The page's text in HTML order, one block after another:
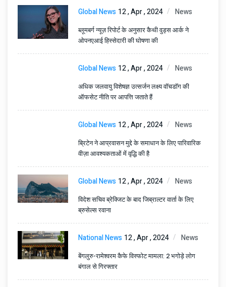
Global News 12 , Apr , 2024 News
ब्लूमबर्ग न्यूज़ रिपोर्ट के अनुसार कैथी वुड्स आर्क ने
ओपनएआई हिस्सेदारी की घोषणा की
Global News 12 , Apr , 2024 News
अधिक जलवायु विशेषज्ञ उत्सर्जन लक्ष्य वॉचडॉग की
ऑफसेट नीति पर आपत्ति जताते हैं
Global News 12 , Apr , 2024 News
ब्रिटेन ने आप्रवासन मुद्दे के समाधान के लिए पारिवारिक
वीज़ा आवश्यकताओं में वृद्धि की है
Global News 12 , Apr , 2024 News
विदेश सचिव ब्रेक्जिट के बाद जिब्राल्टर वार्ता के लिए
ब्रुसेल्स रवाना
National News 12 , Apr , 2024 News
बेंगलुरु-रामेश्वरम कैफे विस्फोट मामला: 2 भगोड़े लोग
बंगाल से गिरफ्तार